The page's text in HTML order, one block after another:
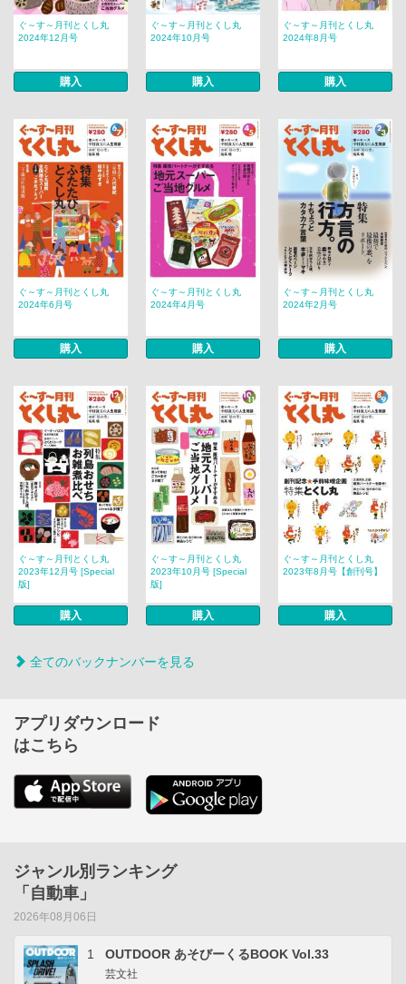
ぐ～す～月刊とくし丸
2024年12月号
購入
ぐ～す～月刊とくし丸
2024年10月号
購入
ぐ～す～月刊とくし丸
2024年8月号
購入
ぐ～す～月刊とくし丸
2024年6月号
購入
ぐ～す～月刊とくし丸
2024年4月号
購入
ぐ～す～月刊とくし丸
2024年2月号
購入
ぐ～す～月刊とくし丸
2023年12月号 [Special
版]
購入
ぐ～す～月刊とくし丸
2023年10月号 [Special
版]
購入
ぐ～す～月刊とくし丸
2023年8月号【創刊号】
購入
全てのバックナンバーを見る
アプリダウンロード
はこちら
ジャンル別ランキング
「自動車」
2026年08月06日
1 OUTDOOR あそびーくるBOOK Vol.33
芸文社